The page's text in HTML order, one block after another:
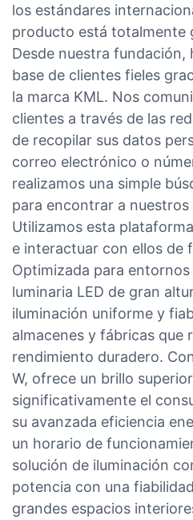
los estándares
producto está totalmente
Desde nuestra fundación,
base de clientes fieles
la marca KML. Nos
clientes a través de las
de recopilar sus datos
correo electrónico o
realizamos una simple
para encontrar a nuestros
Utilizamos esta
e interactuar con ellos de
Optimizada para
luminaria LED de gran
iluminación uniforme y
almacenes y fábricas que
rendimiento duradero.
W, ofrece un brillo
significativamente el
su avanzada eficiencia
un horario de
solución de iluminación
potencia con una
grandes espacios